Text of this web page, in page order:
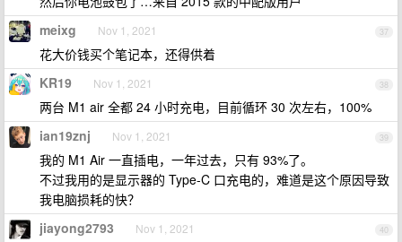
37
meixg Nov 1, 2021
花大价钱买个笔记本，还得供着
38
KR19 Nov 1, 2021
两台 M1 air 全都 24 小时充电，目前循环 30 次左右，100%
39
ian19znj Nov 1, 2021
我的 M1 Air 一直插电，一年过去，只有 93%了。
不过我用的是显示器的 Type-C 口充电的，难道是这个原因导致
我电脑损耗的快？
40
jiayong2793 Nov 1, 2021